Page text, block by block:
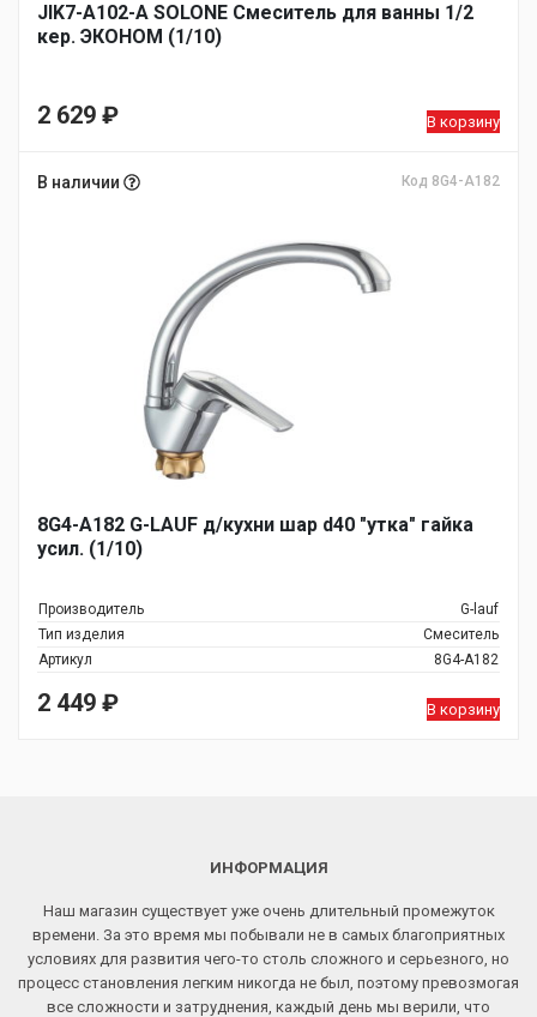
JIK7-A102-А SOLONE Смеситель для ванны 1/2
кер. ЭКОНОМ (1/10)
2 629 ₽ В корзину
В наличии Код 8G4-A182
8G4-A182 G-LAUF д/кухни шар d40 "утка" гайка
усил. (1/10)
Производитель
G-lauf
Тип изделия
Смеситель
Артикул
8G4-A182
2 449 ₽ В корзину
ИНФОРМАЦИЯ
Наш магазин существует уже очень длительный промежуток
времени. За это время мы побывали не в самых благоприятных
условиях для развития чего-то столь сложного и серьезного, но
процесс становления легким никогда не был, поэтому превозмогая
все сложности и затруднения, каждый день мы верили, что